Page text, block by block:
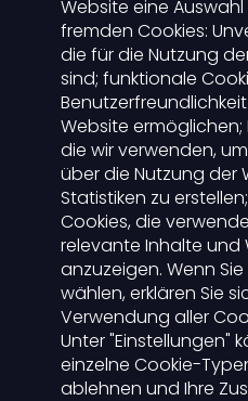
Support
Newsletter
Kontakt
Presse
Der Lichtwart
Funktionen
Für Lichtwerber
Karriere
Website eine
fremden Cookies:
die für die Nutzung
sind; funktionale
Website
die wir verwenden,
über die Nutzung der
Statistiken zu
Cookies, die
relevante Inhalte und
anzuzeigen. Wenn Sie
wählen, erklären Sie
Verwendung aller
Unter "Einstellungen"
einzelne Cookie-
ablehnen und Ihre